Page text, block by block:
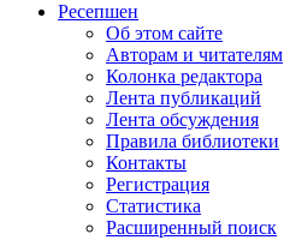
Ресепшен
Об этом сайте
Авторам и читателям
Колонка редактора
Лента публикаций
Лента обсуждения
Правила библиотеки
Контакты
Регистрация
Статистика
Расширенный поиск